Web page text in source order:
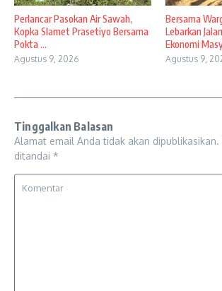
Perlancar Pasokan Air Sawah,
Kopka Slamet Prasetiyo Bersama
Pokta ...
Agustus 9, 2026
Bersama
Lebarkan
Ekonomi
Agustus 9,
Tinggalkan Balasan
Alamat email Anda tidak akan dipublikasikan.
ditandai *